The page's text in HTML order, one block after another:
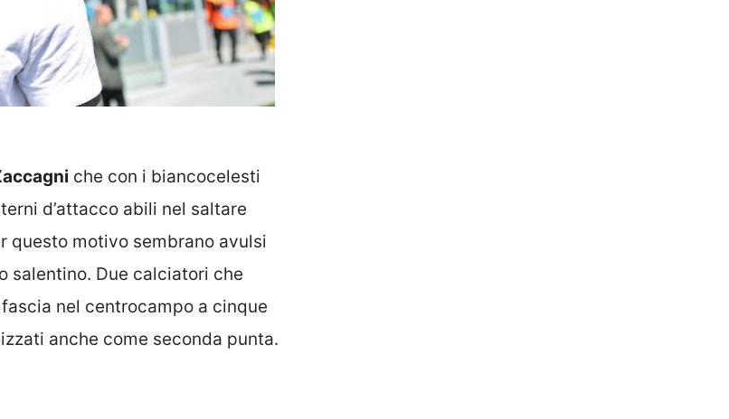
che con i biancocelesti
d’attacco abili nel saltare
questo motivo sembrano avulsi
salentino. Due calciatori che
nel centrocampo a cinque
anche come seconda punta.